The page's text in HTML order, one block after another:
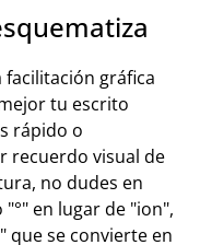
facilitación gráfica
tu escrito
rápido o
recuerdo visual de
no dudes en
en lugar de "ion",
que se convierte en